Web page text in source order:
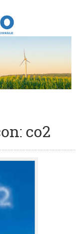
co2